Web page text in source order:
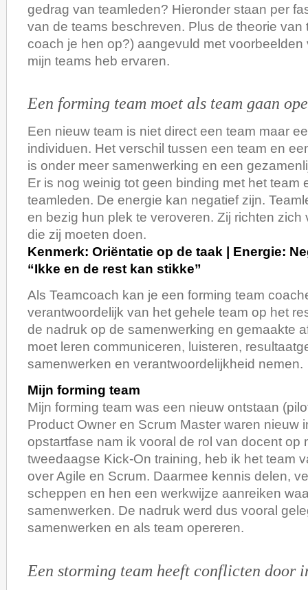
gedrag van teamleden? Hieronder staan per
van de teams beschreven. Plus de theorie van
coach je hen op?) aangevuld met voorbeelden
mijn teams heb ervaren.
Een forming team moet als team gaan
Een nieuw team is niet direct een team maar
individuen. Het verschil tussen een team en
is onder meer samenwerking en een
Er is nog weinig tot geen binding met het team
teamleden. De energie kan negatief zijn.
en bezig hun plek te veroveren. Zij richten zich
die zij moeten doen.
Kenmerk: Oriëntatie op de taak | Energie:
“Ikke en de rest kan stikke”
Als Teamcoach kan je een forming team
verantwoordelijk van het gehele team op het
de nadruk op de samenwerking en gemaakte
moet leren communiceren, luisteren,
samenwerken en verantwoordelijkheid nemen.
Mijn forming team
Mijn forming team was een nieuw ontstaan
Product Owner en Scrum Master waren nieuw
opstartfase nam ik vooral de rol van docent op
tweedaagse Kick-On training, heb ik het team
over Agile en Scrum. Daarmee kennis delen,
scheppen en hen een werkwijze aanreiken
samenwerken. De nadruk werd dus vooral
samenwerken en als team opereren.
Een storming team heeft conflicten door